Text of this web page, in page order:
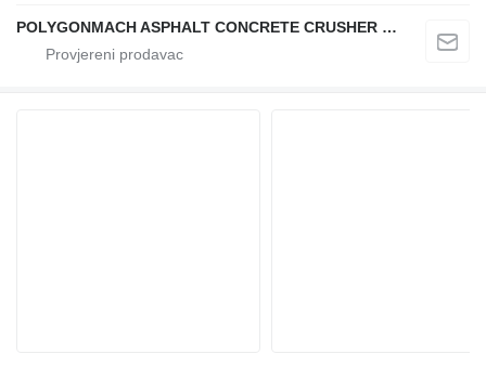
POLYGONMACH ASPHALT CONCRETE CRUSHER SYSTEMS